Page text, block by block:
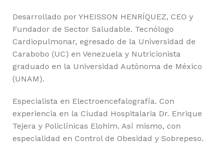
Desarrollado por YHEISSON HENRÍQUEZ, CEO y
Fundador de Sector Saludable. Tecnólogo
Cardiopulmonar, egresado de la Universidad de
Carabobo (UC) en Venezuela y Nutricionista
graduado en la Universidad Autónoma de México
(UNAM).
Especialista en Electroencefalografía. Con
experiencia en la Ciudad Hospitalaria Dr. Enrique
Tejera y Policlínicas Elohim. Así mismo, con
especialidad en Control de Obesidad y Sobrepeso.